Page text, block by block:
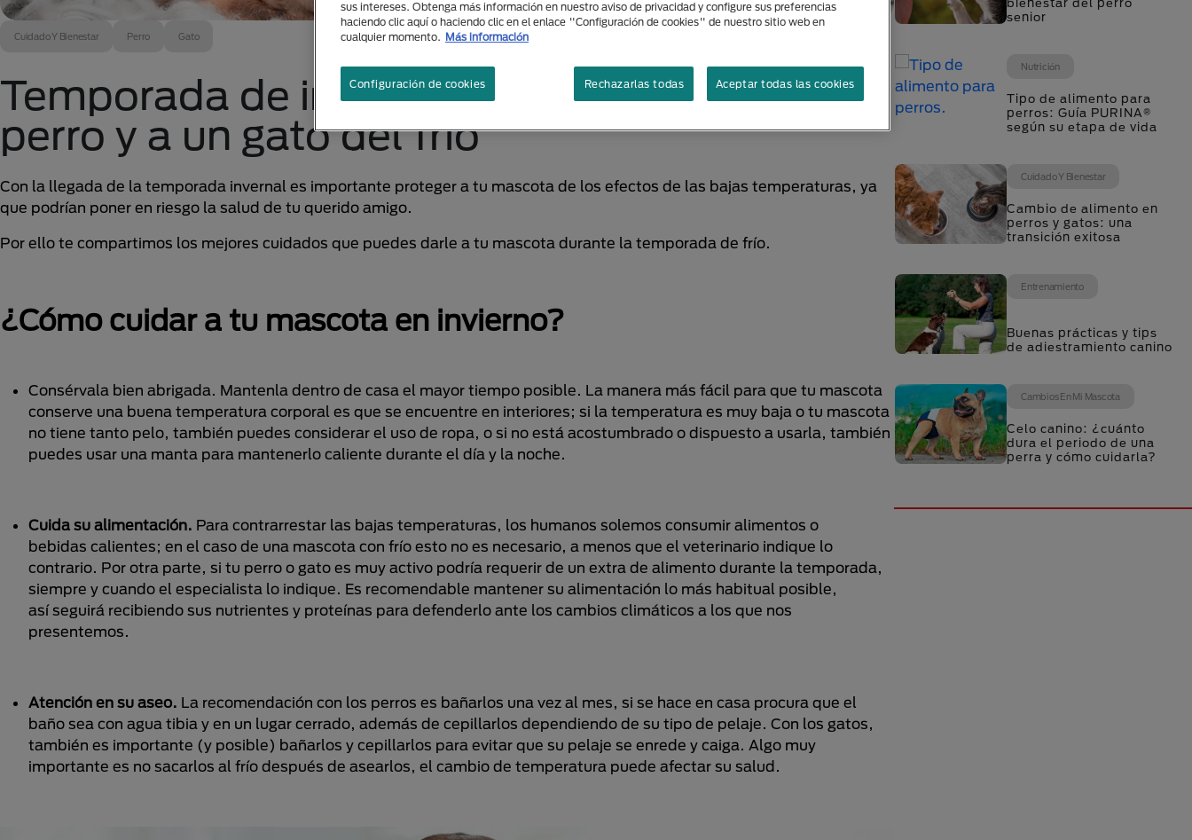
Cuidado Y Bienestar Perro Gato
Temporada de invierno: cómo cuidar a un
perro y a un gato del frío
Con la llegada de la temporada invernal es importante proteger a tu mascota de los efectos de las bajas temperaturas, ya
que podrían poner en riesgo la salud de tu querido amigo.
Por ello te compartimos los mejores cuidados que puedes darle a tu mascota durante la temporada de frío.
¿Cómo cuidar a tu mascota en invierno?
Consérvala bien abrigada. Mantenla dentro de casa el mayor tiempo posible. La manera más fácil para que tu mascota
conserve una buena temperatura corporal es que se encuentre en interiores; si la temperatura es muy baja o tu mascota
no tiene tanto pelo, también puedes considerar el uso de ropa, o si no está acostumbrado o dispuesto a usarla, también
puedes usar una manta para mantenerlo caliente durante el día y la noche.
Cuida su alimentación. Para contrarrestar las bajas temperaturas, los humanos solemos consumir alimentos o
bebidas calientes; en el caso de una mascota con frío esto no es necesario, a menos que el veterinario indique lo
contrario. Por otra parte, si tu perro o gato es muy activo podría requerir de un extra de alimento durante la temporada,
siempre y cuando el especialista lo indique. Es recomendable mantener su alimentación lo más habitual posible,
así seguirá recibiendo sus nutrientes y proteínas para defenderlo ante los cambios climáticos a los que nos
presentemos.
Atención en su aseo. La recomendación con los perros es bañarlos una vez al mes, si se hace en casa procura que el
baño sea con agua tibia y en un lugar cerrado, además de cepillarlos dependiendo de su tipo de pelaje. Con los gatos,
también es importante (y posible) bañarlos y cepillarlos para evitar que su pelaje se enrede y caiga. Algo muy
importante es no sacarlos al frío después de asearlos, el cambio de temperatura puede afectar su salud.
senior
Nutrición
Tipo de alimento para
perros: Guía PURINA®
según su etapa de vida
Cuidado Y Bienestar
Cambio de alimento en
perros y gatos: una
transición exitosa
Entrenamiento
Buenas prácticas y tips
de adiestramiento canino
Cambios En Mi Mascota
Celo canino: ¿cuánto
dura el periodo de una
perra y cómo cuidarla?
sus intereses. Obtenga más información en nuestro aviso de privacidad y configure sus preferencias
haciendo clic aquí o haciendo clic en el enlace "Configuración de cookies" de nuestro sitio web en
cualquier momento.
Más información
Rechazarlas todas Aceptar todas las cookies
Configuración de cookies